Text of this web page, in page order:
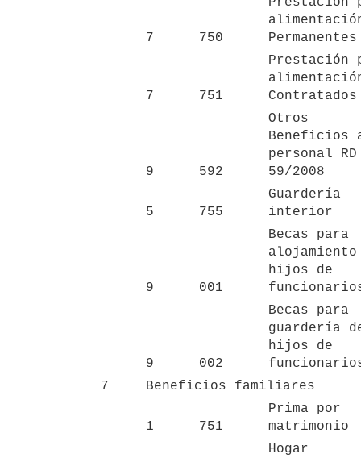
7 750
Permanentes
7 751
Prestación
Contratados
9 592
Otros
Beneficios
personal
59/2008
5 755
Guardería
interior
9 001
Becas para
alojamiento
hijos de
9 002
Becas para
guardería
hijos de
7
Beneficios familiares
1 751
Prima por
matrimonio
Hogar